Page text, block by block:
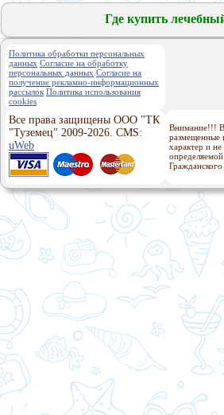
Где купить
Политика обработки персональных
данных Согласие на обработку
персональных данных Согласие на
получение рекламно-информационных
рассылок Политика использования
cookies
Все права защищены ООО "ТК
"Туземец" 2009-2026. CMS:
uWeb
Внимание!!!
размещенные
характер и